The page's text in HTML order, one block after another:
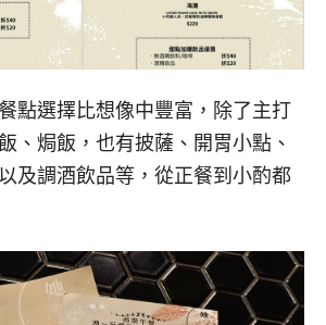
點選擇比想像中豐富，除了主打
、焗飯，也有披薩、開胃小點、
及調酒飲品等，從正餐到小酌都